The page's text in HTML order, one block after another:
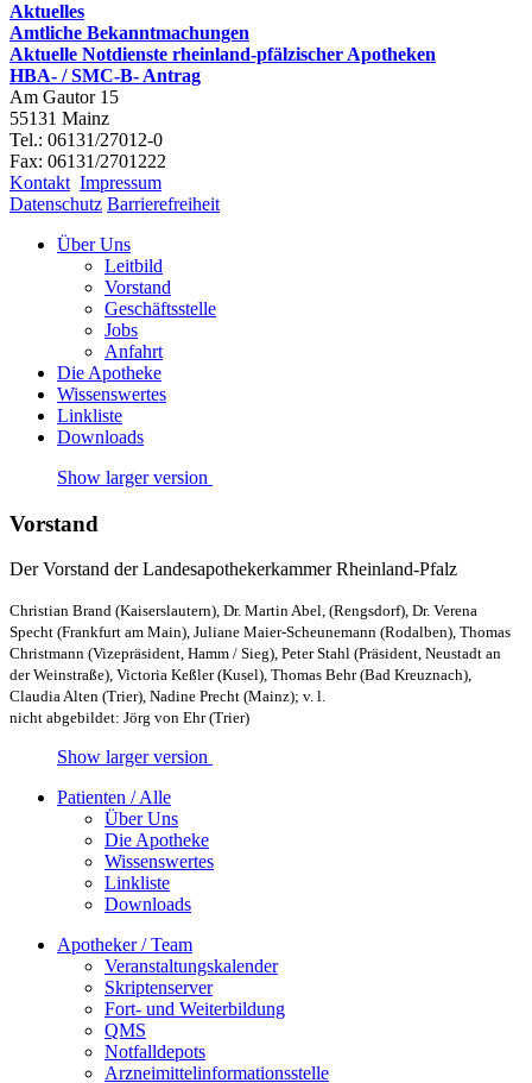
Aktuelles
Amtliche Bekanntmachungen
Aktuelle Notdienste rheinland-pfälzischer Apotheken
HBA- / SMC-B- Antrag
Am Gautor 15
55131 Mainz
Tel.: 06131/27012-0
Fax: 06131/2701222
Kontakt Impressum
Datenschutz Barrierefreiheit
Über Uns
Leitbild
Vorstand
Geschäftsstelle
Jobs
Anfahrt
Die Apotheke
Wissenswertes
Linkliste
Downloads
Show larger version
Vorstand
Der Vorstand der Landesapothekerkammer Rheinland-Pfalz
Christian Brand (Kaiserslautern), Dr. Martin Abel, (Rengsdorf), Dr. Verena
Specht (Frankfurt am Main), Juliane Maier-Scheunemann (Rodalben), Thomas
Christmann (Vizepräsident, Hamm / Sieg), Peter Stahl (Präsident, Neustadt an
der Weinstraße), Victoria Keßler (Kusel), Thomas Behr (Bad Kreuznach),
Claudia Alten (Trier), Nadine Precht (Mainz); v. l.
nicht abgebildet: Jörg von Ehr (Trier)
Show larger version
Patienten / Alle
Über Uns
Die Apotheke
Wissenswertes
Linkliste
Downloads
Apotheker / Team
Veranstaltungskalender
Skriptenserver
Fort- und Weiterbildung
QMS
Notfalldepots
Arzneimittelinformationsstelle